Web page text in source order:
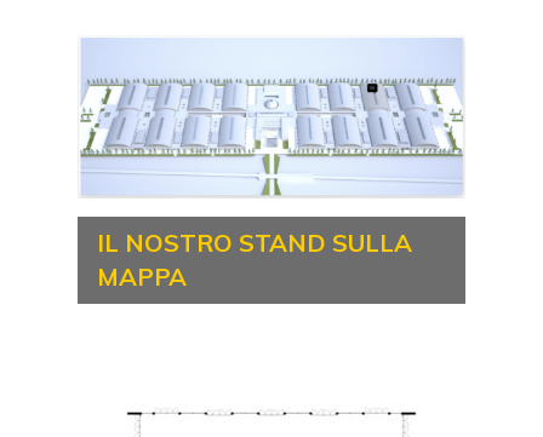
IL NOSTRO STAND SULLA
MAPPA